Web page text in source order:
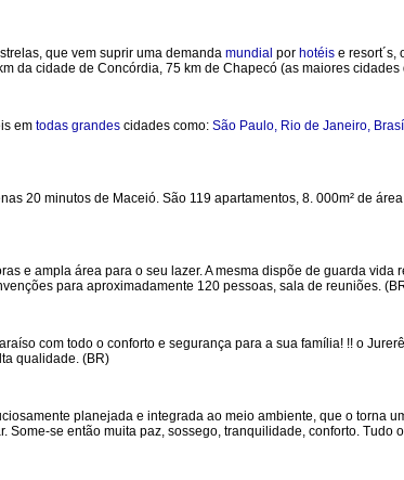
que vem suprir uma demanda mundial por hotéis e resort´s,
da cidade de Concórdia, 75 km de Chapecó (as maiores
em todas grandes cidades como: São Paulo, Rio de Janeiro,
20 minutos de Maceió. São 119 apartamentos, 8. 000m² de
e ampla área para o seu lazer. A mesma dispõe de guarda vida
para aproximadamente 120 pessoas, sala de reuniões.
com todo o conforto e segurança para a sua família! !! o
qualidade. (BR)
planejada e integrada ao meio ambiente, que o torna
se então muita paz, sossego, tranquilidade, conforto. Tudo